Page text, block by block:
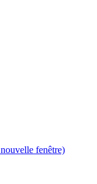
fenêtre)